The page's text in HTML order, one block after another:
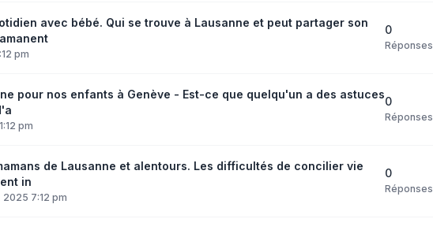
avec bébé. Qui se trouve à Lausanne et peut partager son
pm
0
Réponses
pour nos enfants à Genève - Est-ce que quelqu'un a des astuces
pm
0
Réponses
de Lausanne et alentours. Les difficultés de concilier vie
in
7:12 pm
0
Réponses